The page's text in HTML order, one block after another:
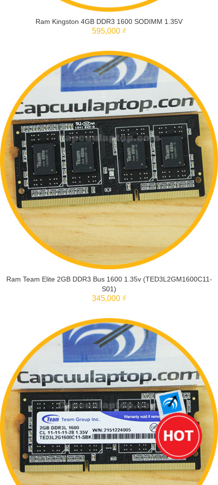
THÊM VÀO GIỎ
Ram Kingston 4GB DDR3 1600 SODIMM 1.35V
595,000 ₫
THÊM VÀO GIỎ
Ram Team Elite 2GB DDR3 Bus 1600 1.35v (TED3L2GM1600C11-
S01)
345,000 ₫